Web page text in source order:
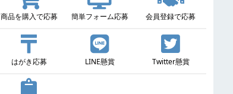
商品を購入で応募 簡単フォーム応募 会員登録で応募
はがき応募 LINE懸賞 Twitter懸賞